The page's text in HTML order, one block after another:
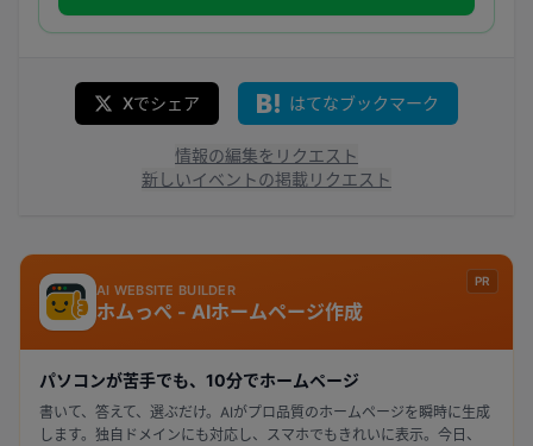
Xでシェア はてなブックマーク
情報の編集をリクエスト
新しいイベントの掲載リクエスト
PR
AI WEBSITE BUILDER
ホムっぺ - AIホームページ作成
パソコンが苦手でも、10分でホームページ
書いて、答えて、選ぶだけ。AIがプロ品質のホームページを瞬時に生成
します。独自ドメインにも対応し、スマホでもきれいに表示。今日、